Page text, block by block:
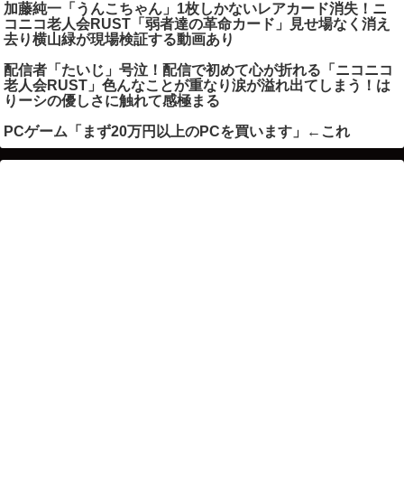
加藤純一「うんこちゃん」1枚しかないレアカード消失！ニ
コニコ老人会RUST「弱者達の革命カード」見せ場なく消え
去り横山緑が現場検証する動画あり
配信者「たいじ」号泣！配信で初めて心が折れる「ニコニコ
老人会RUST」色んなことが重なり涙が溢れ出てしまう！は
りーシの優しさに触れて感極まる
PCゲーム「まず20万円以上のPCを買います」←これ